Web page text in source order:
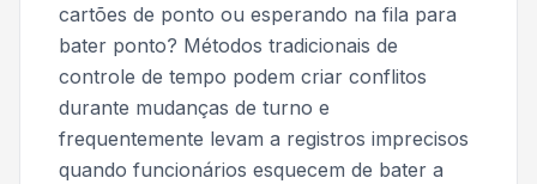
cartões de ponto ou esperando na fila para
bater ponto? Métodos tradicionais de
controle de tempo podem criar conflitos
durante mudanças de turno e
frequentemente levam a registros imprecisos
quando funcionários esquecem de bater a